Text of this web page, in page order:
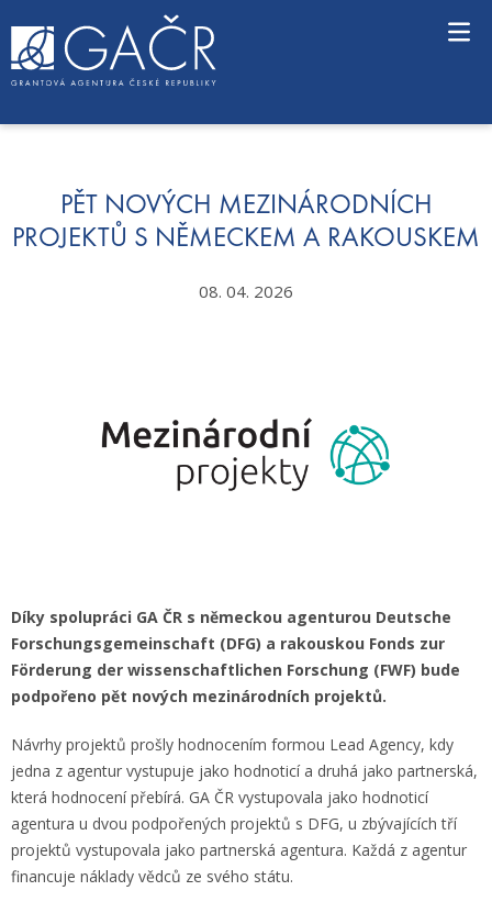
o
PĚT NOVÝCH MEZINÁRODNÍCH
PROJEKTŮ S NĚMECKEM A RAKOUSKEM
08. 04. 2026
Díky spolupráci GA ČR s německou agenturou Deutsche
Forschungsgemeinschaft (DFG) a rakouskou Fonds zur
Förderung der wissenschaftlichen Forschung (FWF) bude
podpořeno pět nových mezinárodních projektů.
Návrhy projektů prošly hodnocením formou Lead Agency, kdy
jedna z agentur vystupuje jako hodnoticí a druhá jako partnerská,
která hodnocení přebírá. GA ČR vystupovala jako hodnoticí
agentura u dvou podpořených projektů s DFG, u zbývajících tří
projektů vystupovala jako partnerská agentura. Každá z agentur
financuje náklady vědců ze svého státu.